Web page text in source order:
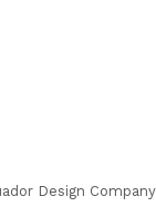
Design